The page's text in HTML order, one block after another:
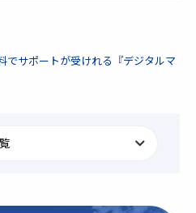
でサポートが受けれる『デジタルマ